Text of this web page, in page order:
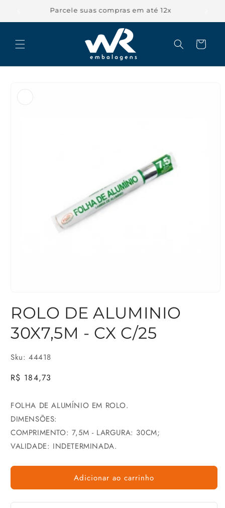
conteúdo
Parcele suas compras em até 12x
Carrinho
mídia
1
na
janela
ROLO DE ALUMINIO
30X7,5M - CX C/25
Sku: 44418
Preço
R$ 184,73
FOLHA DE ALUMÍNIO EM ROLO.
DIMENSÕES:
COMPRIMENTO: 7,5M - LARGURA: 30CM;
VALIDADE: INDETERMINADA.
Adicionar ao carrinho